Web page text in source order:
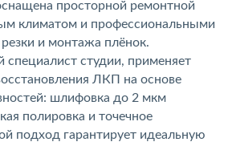
просторной ремонтной
климатом и профессиональными
и монтажа плёнок.
студии, применяет
ЛКП на основе
шлифовка до 2 мкм
полировка и точечное
подход гарантирует идеальную